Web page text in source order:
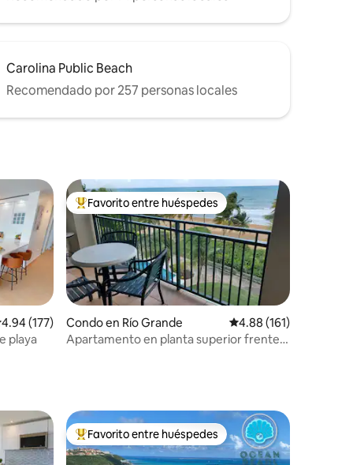
Carolina Public Beach
Recomendado por 257 personas locales
promedio: 4.94 de 5, 177 reseñas
4.94 (177)
playa
Favorito entre huéspedes preferido
Favorito entre huéspedes
Condo en Río Grande Calificación promedio:
4.88 (161)
Apartamento en planta superior frente a
Favorito entre huéspedes preferido
Favorito entre huéspedes